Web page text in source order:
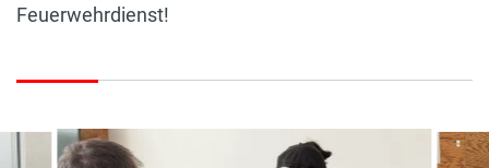
Feuerwehrdienst!